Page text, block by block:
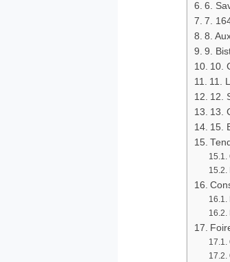
6.
7.
8.
9.
10.
11.
12.
13.
15.